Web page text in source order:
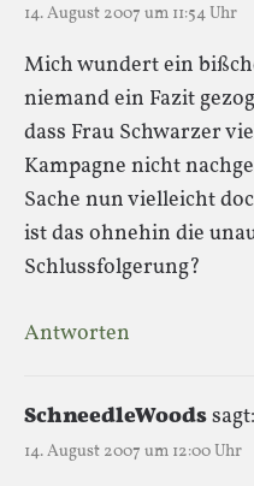
14. August 2007 um 11:54 Uhr
Mich wundert ein
niemand ein Fazit
dass Frau Schwarzer
Kampagne nicht
Sache nun vielleicht
ist das ohnehin die
Schlussfolgerung?
Antworten
SchneedleWoodssagt:
14. August 2007 um 12:00 Uhr